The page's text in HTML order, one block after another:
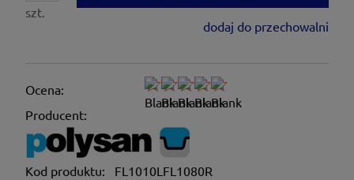
szt.
dodaj do przechowalni
Ocena:
Producent:
Kod produktu:
FL1010LFL1080R